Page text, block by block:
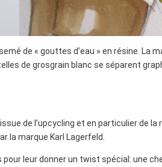
de « gouttes d’eau » en résine. La
de grosgrain blanc se séparent
de l’upcycling et en particulier de la
la marque Karl Lagerfeld.
leur donner un twist spécial: une